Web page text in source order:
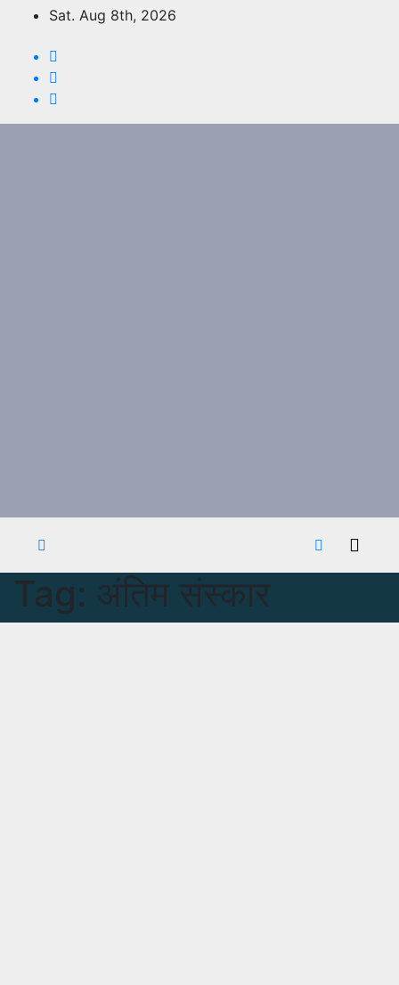
content
Sat. Aug 8th, 2026
Tag: अंतिम संस्कार